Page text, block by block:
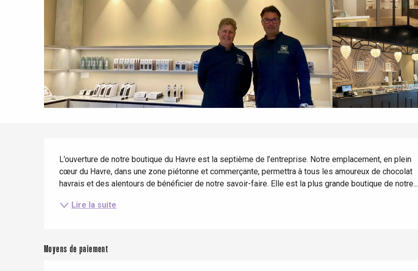
Lille 2h30
Eu
Le Tréport
Dieppe
Avec les enfants
Séjours à vélo
L’ouverture de notre boutique du Havre est la septième de l’entreprise. Notre emplacement, en plein
cœur du Havre, dans une zone piétonne et commerçante, permettra à tous les amoureux de chocolat
havrais et des alentours de bénéficier de notre savoir-faire. Elle est la plus grande boutique de notre...
Lire la suite
Moyens de paiement